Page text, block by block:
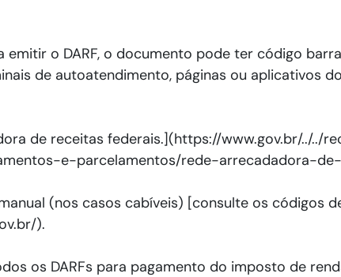
o DARF, o documento pode ter código
de autoatendimento, páginas ou aplicativos
de receitas federais.](https://www.gov.br/../../
e-parcelamentos/rede-arrecadadora-
(nos casos cabíveis) [consulte os códigos
).
os DARFs para pagamento do imposto de